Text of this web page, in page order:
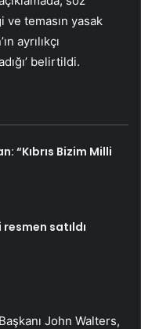
temasın yasak
ayrılıkçı
belirtildi.
“Kıbrıs Bizim Milli
satıldı
John Walters,